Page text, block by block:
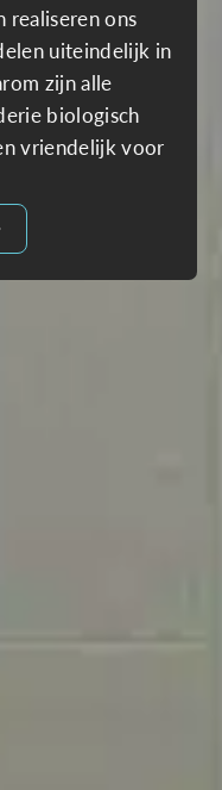
realiseren ons
uiteindelijk in
zijn alle
biologisch
vriendelijk voor